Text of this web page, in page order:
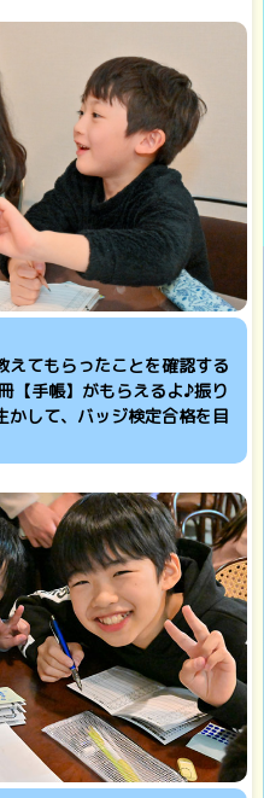
えてもらったことを確認する
【手帳】がもらえるよ♪振り
かして、バッジ検定合格を目